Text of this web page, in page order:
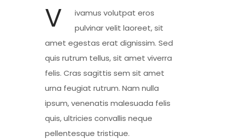
V
ivamus volutpat eros
pulvinar velit laoreet, sit
amet egestas erat dignissim. Sed
quis rutrum tellus, sit amet viverra
felis. Cras sagittis sem sit amet
urna feugiat rutrum. Nam nulla
ipsum, venenatis malesuada felis
quis, ultricies convallis neque
pellentesque tristique.